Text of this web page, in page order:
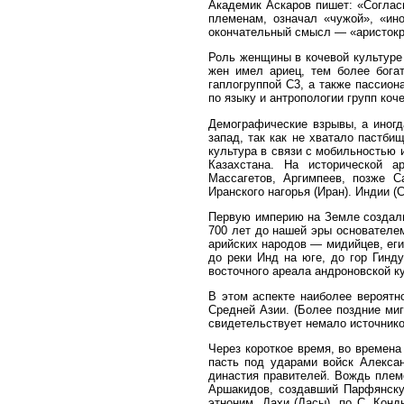
Академик Аскаров пишет:
племенам, означал «чужой»,
окончательный смысл —
Роль женщины в кочевой
жен имел ариец, тем более
гаплогруппой С3, а также
по языку и антропологии групп
Демографические взрывы, а
запад, так как не хватало
культура в связи с мобильностью
Казахстана. На исторической
Массагетов, Аргимпеев, позже
Иранского нагорья (Иран). Индии
Первую империю на Земле
700 лет до нашей эры
арийских народов — мидийцев,
до реки Инд на юге, до гор
восточного ареала андроновской
В этом аспекте наиболее
Средней Азии. (Более поздние
свидетельствует немало
Через короткое время, во
пасть под ударами войск
династия правителей. Вождь
Аршакидов, создавший